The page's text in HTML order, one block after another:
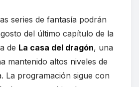
series de fantasía podrán
del último capítulo de la
de La casa del dragón, una
mantenido altos niveles de
La programación sigue con